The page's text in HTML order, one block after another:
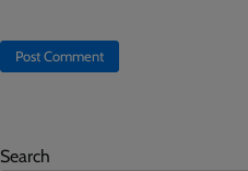
Search